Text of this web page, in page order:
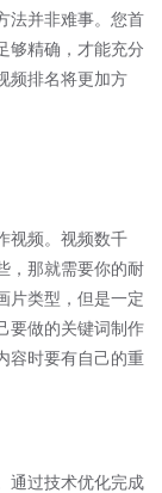
法并非难事。您首
够精确，才能充分
频排名将更加方
频。视频数千
，那就需要你的耐
片类型，但是一定
要做的关键词制作
容时要有自己的重
过技术优化完成